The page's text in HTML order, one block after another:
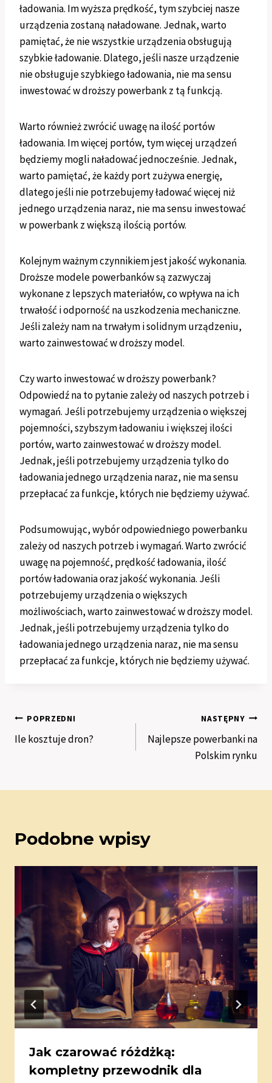
ładowania. Im wyższa prędkość, tym szybciej nasze
urządzenia zostaną naładowane. Jednak, warto
pamiętać, że nie wszystkie urządzenia obsługują
szybkie ładowanie. Dlatego, jeśli nasze urządzenie
nie obsługuje szybkiego ładowania, nie ma sensu
inwestować w droższy powerbank z tą funkcją.
Warto również zwrócić uwagę na ilość portów
ładowania. Im więcej portów, tym więcej urządzeń
będziemy mogli naładować jednocześnie. Jednak,
warto pamiętać, że każdy port zużywa energię,
dlatego jeśli nie potrzebujemy ładować więcej niż
jednego urządzenia naraz, nie ma sensu inwestować
w powerbank z większą ilością portów.
Kolejnym ważnym czynnikiem jest jakość wykonania.
Droższe modele powerbanków są zazwyczaj
wykonane z lepszych materiałów, co wpływa na ich
trwałość i odporność na uszkodzenia mechaniczne.
Jeśli zależy nam na trwałym i solidnym urządzeniu,
warto zainwestować w droższy model.
Czy warto inwestować w droższy powerbank?
Odpowiedź na to pytanie zależy od naszych potrzeb i
wymagań. Jeśli potrzebujemy urządzenia o większej
pojemności, szybszym ładowaniu i większej ilości
portów, warto zainwestować w droższy model.
Jednak, jeśli potrzebujemy urządzenia tylko do
ładowania jednego urządzenia naraz, nie ma sensu
przepłacać za funkcje, których nie będziemy używać.
Podsumowując, wybór odpowiedniego powerbanku
zależy od naszych potrzeb i wymagań. Warto zwrócić
uwagę na pojemność, prędkość ładowania, ilość
portów ładowania oraz jakość wykonania. Jeśli
potrzebujemy urządzenia o większych
możliwościach, warto zainwestować w droższy model.
Jednak, jeśli potrzebujemy urządzenia tylko do
ładowania jednego urządzenia naraz, nie ma sensu
przepłacać za funkcje, których nie będziemy używać.
Nawigacja
wpisu
POPRZEDNI
Ile kosztuje dron?
NASTĘPNY
Najlepsze powerbanki na
Polskim rynku
Podobne wpisy
Jak czarować różdżką:
kompletny przewodnik dla